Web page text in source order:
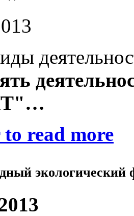
…
to read more
экологический